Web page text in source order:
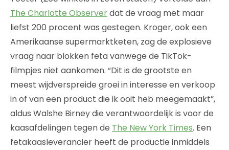
The Charlotte Observerdat de vraag met maar
liefst 200 procent was gestegen. Kroger, ook een
Amerikaanse supermarktketen, zag de explosieve
vraag naar blokken feta vanwege de TikTok-
filmpjes niet aankomen. “Dit is de grootste en
meest wijdverspreide groei in interesse en verkoop
in of van een product die ik ooit heb meegemaakt”,
aldus Walshe Birney die verantwoordelijk is voor de
kaasafdelingen tegen de The New York Times. Een
fetakaasleverancier heeft de productie inmiddels